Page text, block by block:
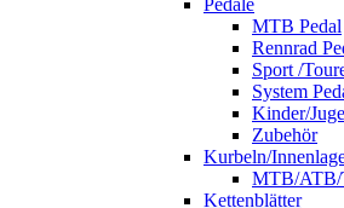
Pedale
MTB Pedal
Rennrad
Sport /
System
Kinder/
Zubehör
Kurbeln/
MTB/ATB/
Kettenblätter